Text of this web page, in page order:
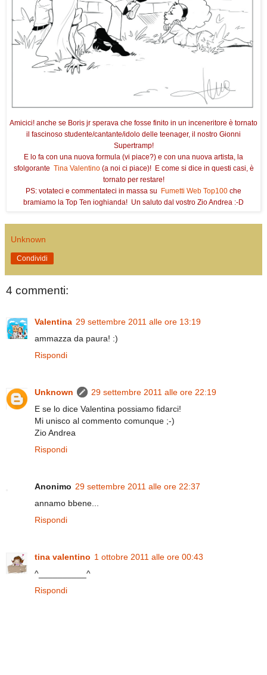
Amicici! anche se Boris jr sperava che fosse finito in un inceneritore è tornato
il fascinoso studente/cantante/idolo delle teenager, il nostro Gionni
Supertramp!
E lo fa con una nuova formula (vi piace?) e con una nuova artista, la
sfolgorante Tina Valentino(a noi ci piace)! E come si dice in questi casi, è
tornato per restare!
PS: votateci e commentateci in massa su
Fumetti Web Top100 che
bramiamo la Top Ten ioghianda! Un saluto dal vostro Zio Andrea :-D
Unknown
Condividi
4 commenti:
Valentina 29 settembre 2011 alle ore 13:19
ammazza da paura! :)
Rispondi
Unknown
29 settembre 2011 alle ore 22:19
E se lo dice Valentina possiamo fidarci!
Mi unisco al commento comunque ;-)
Zio Andrea
Rispondi
Anonimo 29 settembre 2011 alle ore 22:37
annamo bbene...
Rispondi
tina valentino 1 ottobre 2011 alle ore 00:43
^__________^
Rispondi